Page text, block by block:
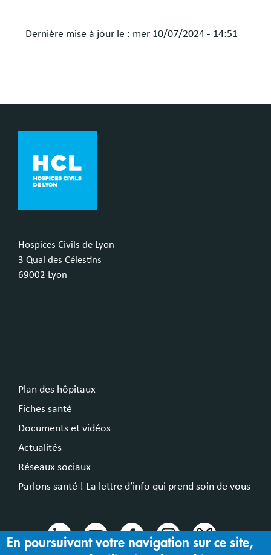
Dernière mise à jour le : mer 10/07/2024 - 14:51
Hospices Civils de Lyon
3 Quai des Célestins
69002 Lyon
Plan des hôpitaux
Fiches santé
Documents et vidéos
Actualités
Réseaux sociaux
Parlons santé ! La lettre d’info qui prend soin de vous
En poursuivant votre navigation sur ce site,